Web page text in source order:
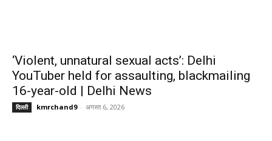
‘Violent, unnatural sexual acts’: Delhi
YouTuber held for assaulting, blackmailing
16-year-old | Delhi News
दिल्ली kmrchand9 - अगस्त 6, 2026